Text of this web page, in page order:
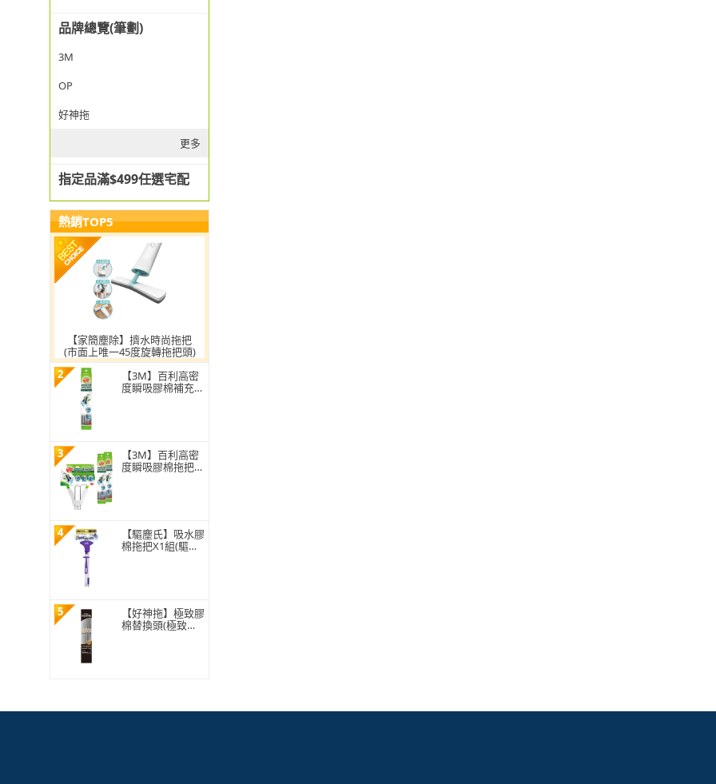
品牌總覽(筆劃)
3M
OP
好神拖
更多
指定品滿$499任選宅配
熱銷TOP5
【家簡塵除】擠水時尚拖把
(市面上唯一45度旋轉拖把頭)
2
【3M】百利高密
度瞬吸膠棉補充包
3
【3M】百利高密
度瞬吸膠棉拖把特
4
【驅塵氏】吸水膠
棉拖把X1組(驅塵/
5
【好神拖】極致膠
棉替換頭(極致膠